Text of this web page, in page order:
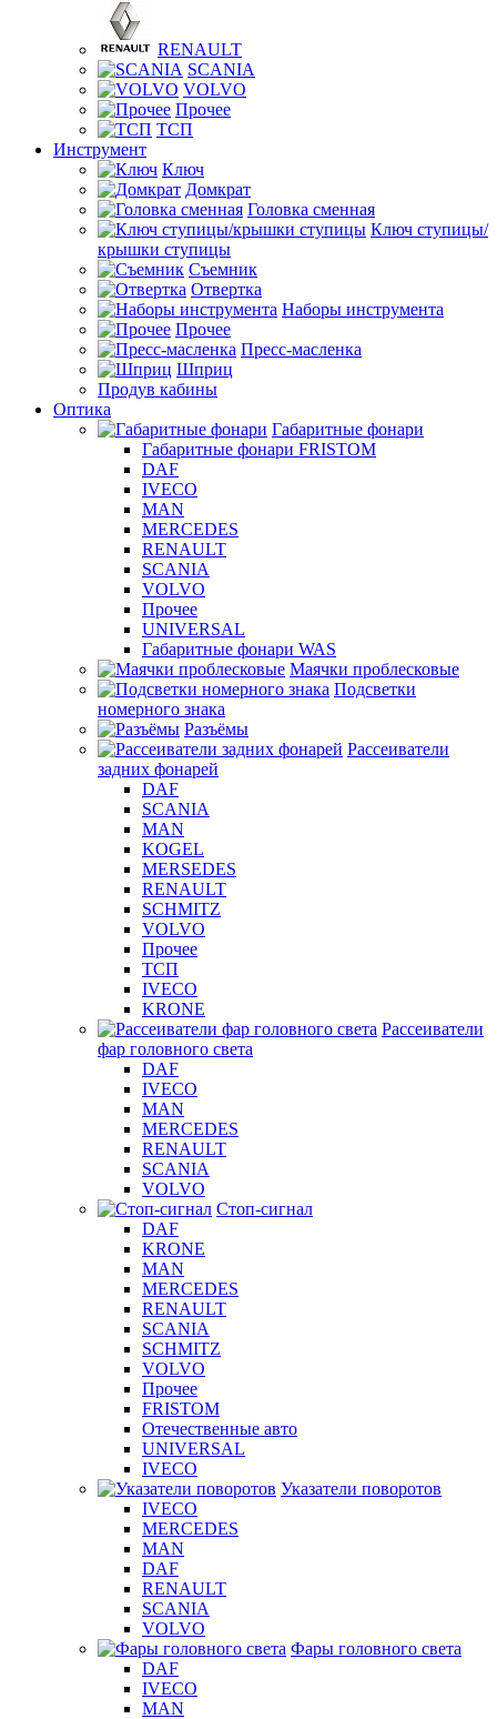
RENAULT
SCANIA
VOLVO
Прочее
ТСП
Инструмент
Ключ
Домкрат
Головка сменная
Ключ ступицы/
крышки ступицы
Съемник
Отвертка
Наборы инструмента
Прочее
Пресс-масленка
Шприц
Продув кабины
Оптика
Габаритные фонари
Габаритные фонари FRISTOM
DAF
IVECO
MAN
MERCEDES
RENAULT
SCANIA
VOLVO
Прочее
UNIVERSAL
Габаритные фонари WAS
Маячки проблесковые
Подсветки
номерного знака
Разъёмы
Рассеиватели
задних фонарей
DAF
SCANIA
MAN
KOGEL
MERSEDES
RENAULT
SCHMITZ
VOLVO
Прочее
ТСП
IVECO
KRONE
Рассеиватели
фар головного света
DAF
IVECO
MAN
MERCEDES
RENAULT
SCANIA
VOLVO
Стоп-сигнал
DAF
KRONE
MAN
MERCEDES
RENAULT
SCANIA
SCHMITZ
VOLVO
Прочее
FRISTOM
Отечественные авто
UNIVERSAL
IVECO
Указатели поворотов
IVECO
MERCEDES
MAN
DAF
RENAULT
SCANIA
VOLVO
Фары головного света
DAF
IVECO
MAN